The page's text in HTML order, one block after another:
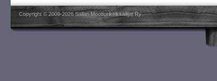
Copyright © 2009-2026 Sallan Moottorikelkkailijat Ry